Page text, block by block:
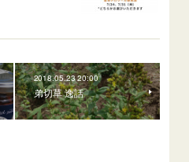
2018.05.23 20:00
弟切草 逸話